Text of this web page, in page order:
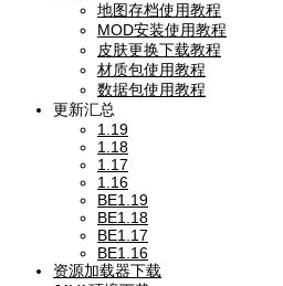
地图存档使用教程
MOD安装使用教程
皮肤更换下载教程
材质包使用教程
数据包使用教程
更新汇总
1.19
1.18
1.17
1.16
BE1.19
BE1.18
BE1.17
BE1.16
资源加载器下载